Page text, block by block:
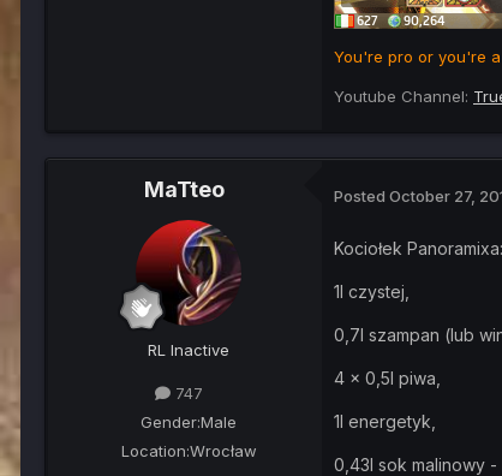
You're pro or you're
Youtube Channel:
MaTteo
RL Inactive
747
Gender:Male
Location:Wrocław
Posted October 27,
Kociołek Panoramixa:
1l czystej,
0,7l szampan (lub
4 x 0,5l piwa,
1l energetyk,
0,43l sok malinowy